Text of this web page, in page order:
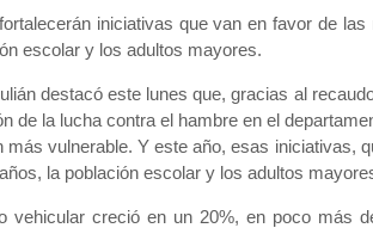
iniciativas que van en favor de
escolar y los adultos mayores.
destacó este lunes que, gracias al
de la lucha contra el hambre en el
más vulnerable. Y este año, esas iniciativas,
la población escolar y los adultos
vehicular creció en un 20%, en poco más